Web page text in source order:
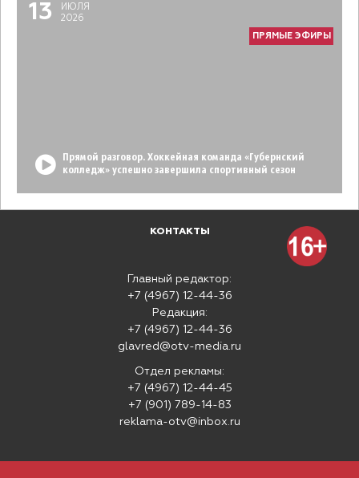
13
ИЮЛЯ
2026
ПРЯМЫЕ ЭФИРЫ
Прямой разговор. Хоккейная команда «Губернский
колледж» успешно завершила спортивный сезон
КОНТАКТЫ
Главный редактор:
+7 (4967) 12-44-36
Редакция:
+7 (4967) 12-44-36
glavred@otv-media.ru
Отдел рекламы:
+7 (4967) 12-44-45
+7 (901) 789-14-83
reklama-otv@inbox.ru